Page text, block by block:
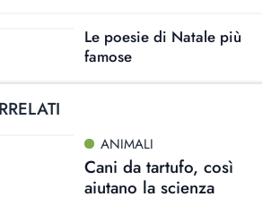
Le poesie di Natale più
famose
ANIMALI
Cani da tartufo, così
aiutano la scienza